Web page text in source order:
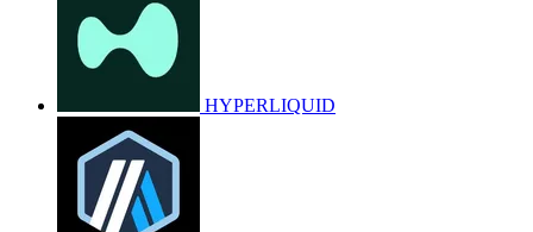
HYPERLIQUID